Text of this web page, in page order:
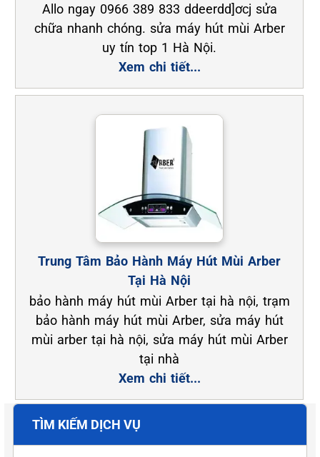
Allo ngay 0966 389 833 ddeerdd]ơcj sửa
chữa nhanh chóng. sửa máy hút mùi Arber
uy tín top 1 Hà Nội.
Xem chi tiết...
Trung Tâm Bảo Hành Máy Hút Mùi Arber
Tại Hà Nội
bảo hành máy hút mùi Arber tại hà nội, trạm
bảo hành máy hút mùi Arber, sửa máy hút
mùi arber tại hà nội, sửa máy hút mùi Arber
tại nhà
Xem chi tiết...
TÌM KIẾM DỊCH VỤ